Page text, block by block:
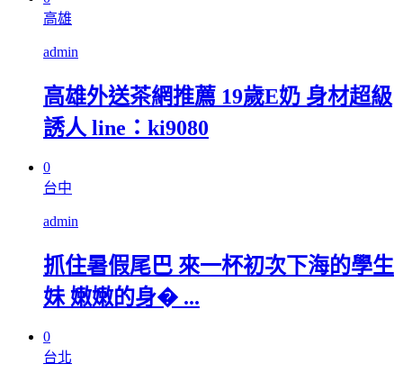
高雄
admin
高雄外送茶網推薦 19歲E奶 身材超級
誘人 line：ki9080
0
台中
admin
抓住暑假尾巴 來一杯初次下海的學生
妹 嫩嫩的身� ...
0
台北